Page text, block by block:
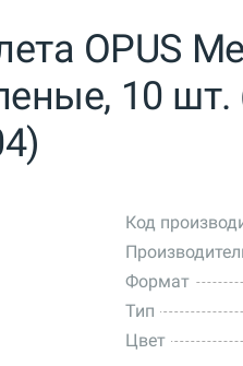
OPUS
10 шт.
Код
Формат
Тип
Цвет